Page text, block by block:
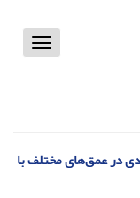
Toggle
در عمق‌های مختلف با